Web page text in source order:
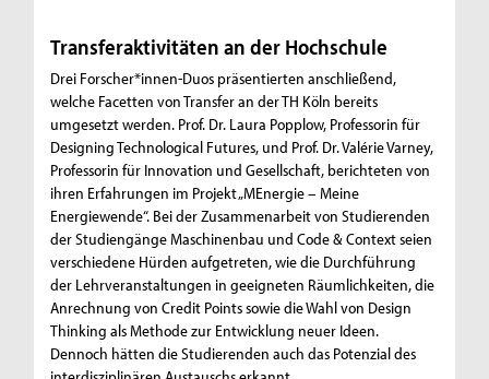
Transferaktivitäten an der Hochschule
Drei Forscher*innen-Duos präsentierten anschließend,
welche Facetten von Transfer an der TH Köln bereits
umgesetzt werden. Prof. Dr. Laura Popplow, Professorin für
Designing Technological Futures, und Prof. Dr. Valérie Varney,
Professorin für Innovation und Gesellschaft, berichteten von
ihren Erfahrungen im Projekt „MEnergie – Meine
Energiewende“. Bei der Zusammenarbeit von Studierenden
der Studiengänge Maschinenbau und Code & Context seien
verschiedene Hürden aufgetreten, wie die Durchführung
der Lehrveranstaltungen in geeigneten Räumlichkeiten, die
Anrechnung von Credit Points sowie die Wahl von Design
Thinking als Methode zur Entwicklung neuer Ideen.
Dennoch hätten die Studierenden auch das Potenzial des